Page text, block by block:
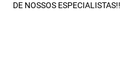
DE NOSSOS ESPECIALISTAS!!